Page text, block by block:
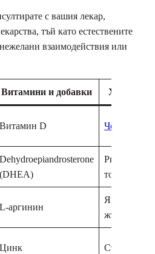
с вашия лекар,
тъй като естествените
взаимодействия или
Витамини и добавки Храни
Витамин D Чесън
Dehydroepiandrosterone
(DHEA)
Риба
тон
L-аргинин
Яйчни
жълтъци
Цинк Стриди